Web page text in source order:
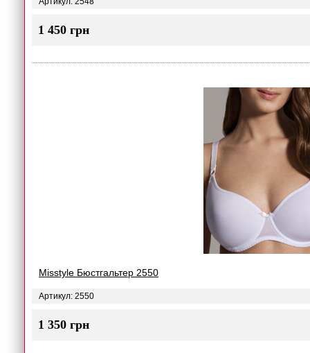
1 450 грн
Misstyle Бюстгальтер 2550
Артикул: 2550
1 350 грн